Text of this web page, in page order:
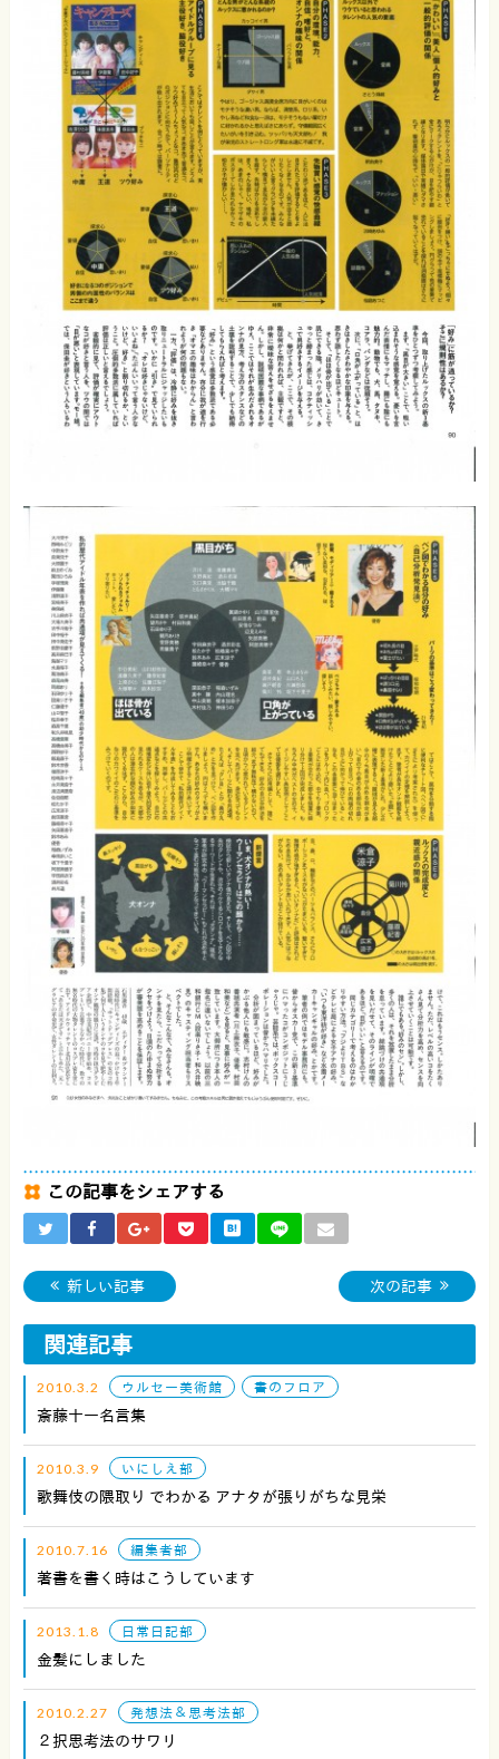
この記事をシェアする
新しい記事 次の記事
関連記事
2010.3.2 ウルセー美術館 書のフロア
斎藤十一名言集
2010.3.9 いにしえ部
歌舞伎の隈取り でわかる アナタが張りがちな見栄
2010.7.16 編集者部
著書を書く時はこうしています
2013.1.8 日常日記部
金髪にしました
2010.2.27 発想法＆思考法部
２択思考法のサワリ